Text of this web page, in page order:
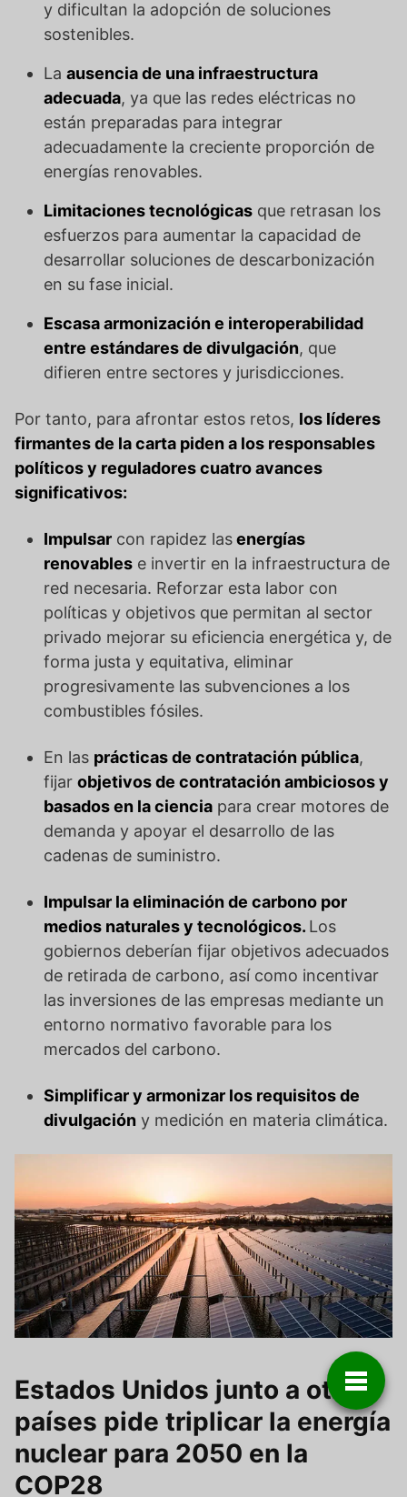
y dificultan la adopción de soluciones
sostenibles.
La ausencia de una infraestructura
adecuada, ya que las redes eléctricas no
están preparadas para integrar
adecuadamente la creciente proporción de
energías renovables.
Limitaciones tecnológicas que retrasan los
esfuerzos para aumentar la capacidad de
desarrollar soluciones de descarbonización
en su fase inicial.
Escasa armonización e interoperabilidad
entre estándares de divulgación, que
difieren entre sectores y jurisdicciones.
Por tanto, para afrontar estos retos, los líderes
firmantes de la carta piden a los responsables
políticos y reguladores cuatro avances
significativos:
Impulsar con rapidez lasenergías
renovables e invertir en la infraestructura de
red necesaria. Reforzar esta labor con
políticas y objetivos que permitan al sector
privado mejorar su eficiencia energética y, de
forma justa y equitativa, eliminar
progresivamente las subvenciones a los
combustibles fósiles.
En las prácticas de contratación pública,
fijar objetivos de contratación ambiciosos y
basados en la ciencia para crear motores de
demanda y apoyar el desarrollo de las
cadenas de suministro.
Impulsar la eliminación de carbono por
medios naturales y tecnológicos. Los
gobiernos deberían fijar objetivos adecuados
de retirada de carbono, así como incentivar
las inversiones de las empresas mediante un
entorno normativo favorable para los
mercados del carbono.
Simplificar y armonizar los requisitos de
divulgación y medición en materia climática.
Estados Unidos junto a otros
países pide triplicar la energía
nuclear para 2050 en la
COP28